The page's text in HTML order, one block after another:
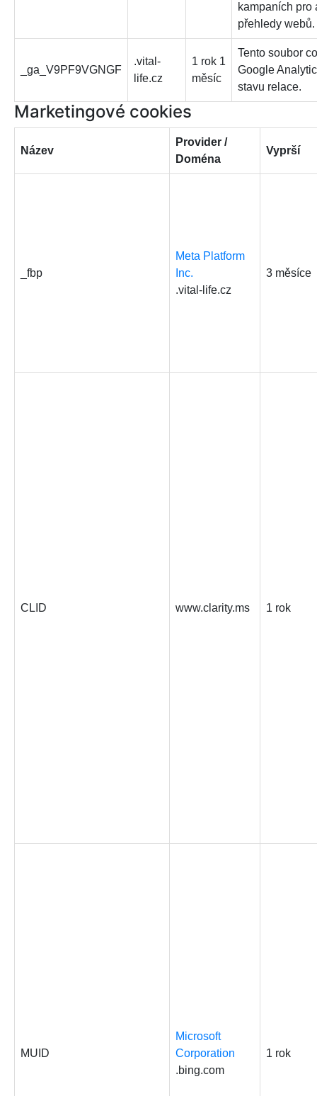
kampaních pro
přehledy webů.
_ga_V9PF9VGNGF
.vital-
life.cz
1 rok 1
měsíc
Tento soubor
Google
stavu relace.
Marketingové cookies
Název
Provider /
Doména
Vyprší
_fbp
Meta Platform
Inc.
.vital-life.cz
3 měsíce
CLID www.clarity.ms 1 rok
MUID
Microsoft
Corporation
.bing.com
1 rok